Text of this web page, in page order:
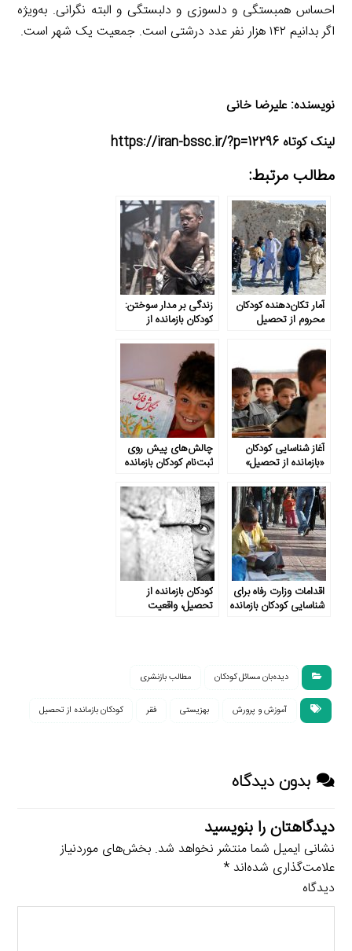
احساس همبستگی و دلسوزی و دلبستگی و البته نگرانی. به‌ویژه
اگر بدانیم ۱۴۲ هزار نفر عدد درشتی است. جمعیت یک شهر است.
نویسنده: علیرضا خانی
لینک کوتاه https://iran-bssc.ir/?p=12296
مطالب مرتبط:
آمار تکان‌دهنده کودکان
محروم از تحصیل
زندگی بر مدار سوختن:
کودکان بازمانده از
سیستان‌وبلوچستان
وارد چرخه قاچاق
سوخت می شوند
آغاز شناسایی کودکان
«بازمانده از تحصیل»
چالش‌های پیش روی
ثبت‌نام کودکان بازمانده
اقدامات وزارت رفاه برای
شناسایی کودکان بازمانده
کودکان بازمانده از
تحصیل، واقعیت
دیده‌بان مسائل کودکان مطالب بازنشری
آموزش و پرورش بهزیستی فقر کودکان بازمانده از تحصیل
بدون دیدگاه
دیدگاهتان را بنویسید
نشانی ایمیل شما منتشر نخواهد شد. بخش‌های موردنیاز
علامت‌گذاری شده‌اند*
دیدگاه